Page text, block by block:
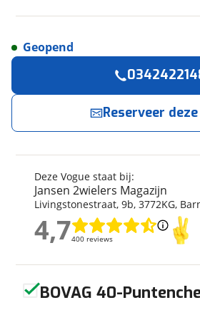
Carry 3
Modeljaar
2022
Framehoogte
48 cm
Wielmaat
28 inch
Nieuw of occasion
Nieuw
Techniek
Deze Vogue staat bij:
Jansen 2wielers Magazijn
Livingstonestraat, 9b, 3772KG,
4,7400 reviews
4,7
Geopend
Reserveer
Reserveernu!
Jansen 2wielers Magazijn
Naam
E-mailadres
Telefoonnummer (optioneel)
BOVAG 40-